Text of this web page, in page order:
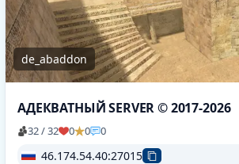
de_abaddon
АДЕКВАТНЫЙ SERVER © 2017-2026
32 / 32 0 0 0
46.174.54.40:27015